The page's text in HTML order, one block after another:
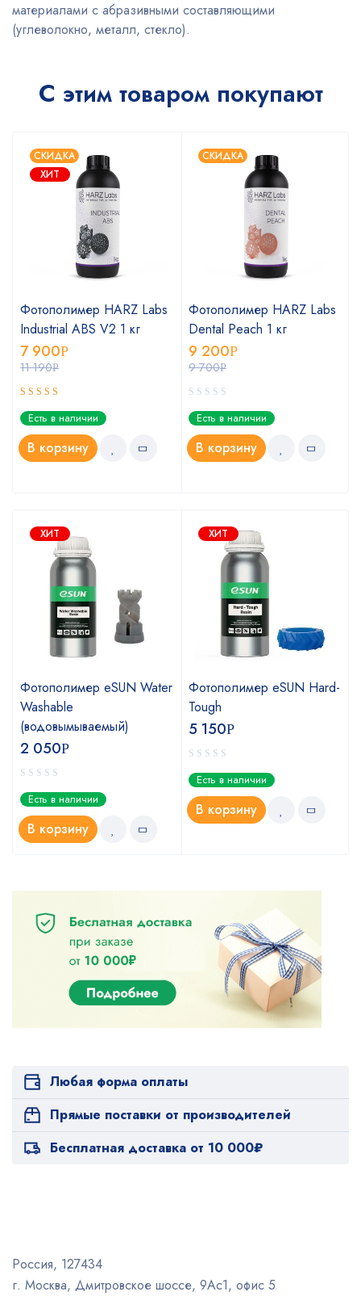
материалами с абразивными составляющими
(углеволокно, металл, стекло).
С этим товаром покупают
СКИДКА
ХИТ
Фотополимер HARZ Labs
Industrial ABS V2 1 кг
11 190Р
7 900Р
Оценка
5.00из 5
Есть в наличии
В корзину
СКИДКА
Фотополимер HARZ Labs
Dental Peach 1 кг
9 700Р
9 200Р
Есть в наличии
В корзину
ХИТ
Фотополимер eSUN Water
Washable
(водовымываемый)
2 050Р
Есть в наличии
В корзину
ХИТ
Фотополимер eSUN Hard-
Tough
5 150Р
Есть в наличии
В корзину
Любая форма оплаты
Прямые поставки от производителей
Бесплатная доставка от 10 000₽
Россия, 127434
г. Москва, Дмитровское шоссе, 9Ас1, офис 5